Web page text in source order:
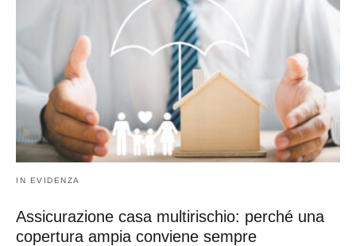
IN EVIDENZA
Assicurazione casa multirischio: perché una
copertura ampia conviene sempre